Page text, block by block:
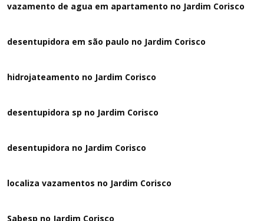
vazamento de agua em apartamento no Jardim Corisco
desentupidora em são paulo no Jardim Corisco
hidrojateamento no Jardim Corisco
desentupidora sp no Jardim Corisco
desentupidora no Jardim Corisco
localiza vazamentos no Jardim Corisco
Sabesp no Jardim Corisco